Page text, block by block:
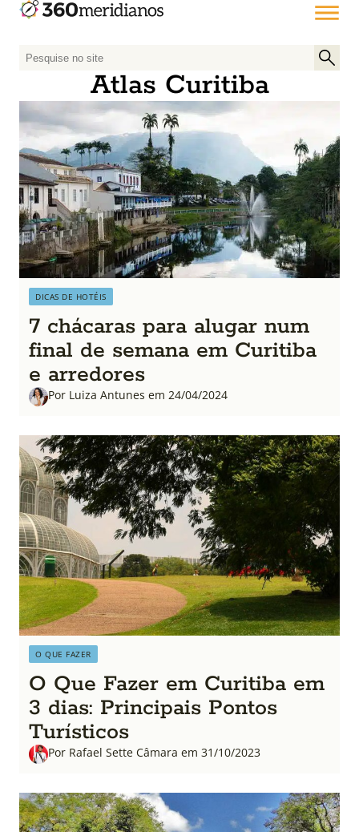
P
q
u
i
s
a
r
p
o
r
:
Atlas Curitiba
DICAS DE HOTÉIS
7 chácaras para alugar num
final de semana em Curitiba
e arredores
Por Luiza Antunes em 24/04/2024
O QUE FAZER
O Que Fazer em Curitiba em
3 dias: Principais Pontos
Turísticos
Por Rafael Sette Câmara em 31/10/2023